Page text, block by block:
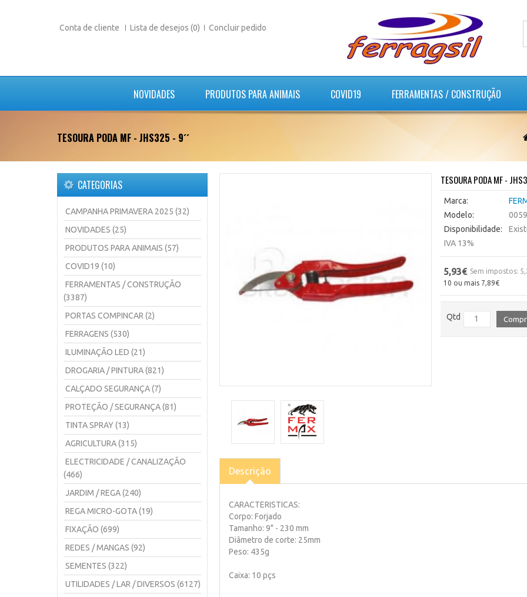
Conta de cliente Lista de desejos (0) Concluir pedido
NOVIDADES PRODUTOS PARA ANIMAIS COVID19 FERRAMENTAS / CONSTRUÇÃO
TESOURA PODA MF - JHS325 - 9´´
CATEGORIAS
CAMPANHA PRIMAVERA 2025 (32)
NOVIDADES (25)
PRODUTOS PARA ANIMAIS (57)
COVID19 (10)
FERRAMENTAS / CONSTRUÇÃO
(3387)
PORTAS COMPINCAR (2)
FERRAGENS (530)
ILUMINAÇÃO LED (21)
DROGARIA / PINTURA (821)
CALÇADO SEGURANÇA (7)
PROTEÇÃO / SEGURANÇA (81)
TINTA SPRAY (13)
AGRICULTURA (315)
ELECTRICIDADE / CANALIZAÇÃO
(466)
JARDIM / REGA (240)
REGA MICRO-GOTA (19)
FIXAÇÃO (699)
REDES / MANGAS (92)
SEMENTES (322)
UTILIDADES / LAR / DIVERSOS (6127)
TESOURA PODA MF -
Marca:
Modelo:
Disponibilidade:
IVA 13%
5,93€ Sem impostos:
10 ou mais 7,89€
Qtd
Descrição
CARACTERISTICAS:
Corpo: Forjado
Tamanho: 9" - 230 mm
Diâmetro de corte: 25mm
Peso: 435g
Caixa: 10 pçs